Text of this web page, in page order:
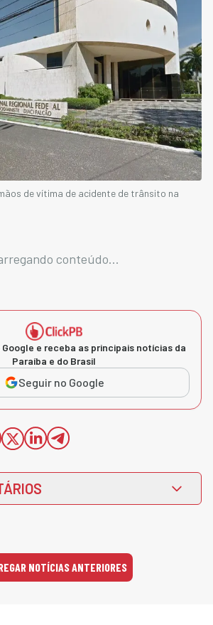
de vítima de acidente de trânsito na
conteúdo...
Google e receba as principais notícias da
Paraíba e do Brasil
Seguir no Google
NOTÍCIAS ANTERIORES